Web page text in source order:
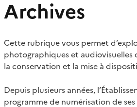
Archives
Cette rubrique vous permet
photographiques et audiovisuelles
la conservation et la mise à
Depuis plusieurs années,
programme de numérisation de